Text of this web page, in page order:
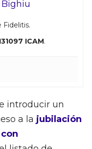
Fidelitis.
ICAM.
introducir un
a la jubilación